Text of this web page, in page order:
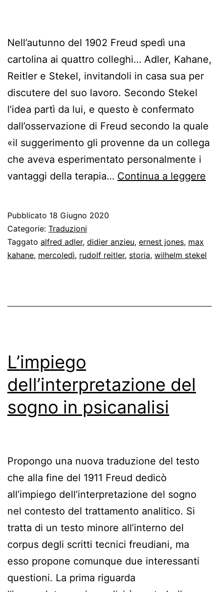
Nell’autunno del 1902 Freud spedì una
cartolina ai quattro colleghi… Adler, Kahane,
Reitler e Stekel, invitandoli in casa sua per
discutere del suo lavoro. Secondo Stekel
l’idea partì da lui, e questo è confermato
dall’osservazione di Freud secondo la quale
«il suggerimento gli provenne da un collega
che aveva esperimentato personalmente i
vantaggi della terapia… Continua a leggere
Pubblicato 18 Giugno 2020
Categorie: Traduzioni
Taggato alfred adler, didier anzieu, ernest jones, max
kahane, mercoledì, rudolf reitler, storia, wilhelm stekel
L’impiego
dell’interpretazione del
sogno in psicanalisi
Propongo una nuova traduzione del testo
che alla fine del 1911 Freud dedicò
all’impiego dell’interpretazione del sogno
nel contesto del trattamento analitico. Si
tratta di un testo minore all’interno del
corpus degli scritti tecnici freudiani, ma
esso propone comunque due interessanti
questioni. La prima riguarda